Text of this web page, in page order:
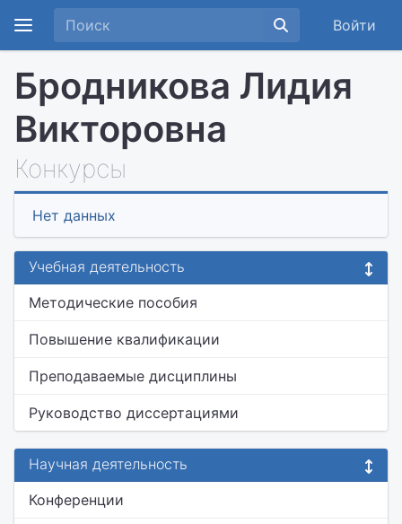
Войти
Бродникова Лидия
Викторовна
Конкурсы
Нет данных
Учебная деятельность
Методические пособия
Повышение квалификации
Преподаваемые дисциплины
Руководство диссертациями
Научная деятельность
Конференции